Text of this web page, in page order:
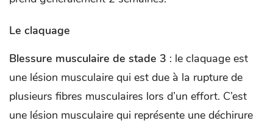
Le claquage
Blessure musculaire de stade 3 : le claquage est
une lésion musculaire qui est due à la rupture de
plusieurs fibres musculaires lors d’un effort. C’est
une lésion musculaire qui représente une déchirure